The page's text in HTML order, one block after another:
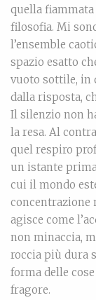
quella fiammata
filosofia. Mi
l’ensemble
spazio esatto
vuoto sottile, in
dalla risposta,
Il silenzio non
la resa. Al
quel respiro
un istante
cui il mondo
concentrazione
agisce come
non minaccia,
roccia più dura
forma delle
fragore.